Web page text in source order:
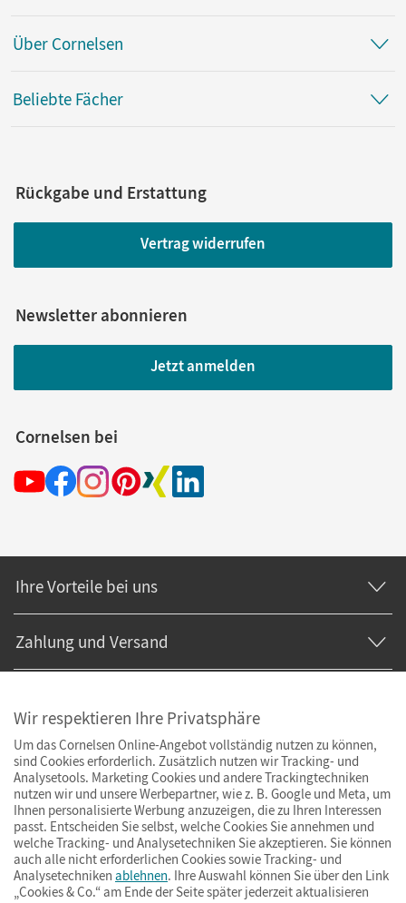
Über Cornelsen
Beliebte Fächer
Rückgabe und Erstattung
Vertrag widerrufen
Newsletter abonnieren
Jetzt anmelden
Cornelsen bei
Ihre Vorteile bei uns
Zahlung und Versand
Wir respektieren Ihre Privatsphäre
Um das Cornelsen Online-Angebot vollständig nutzen zu können,
sind Cookies erforderlich. Zusätzlich nutzen wir Tracking- und
Analysetools. Marketing Cookies und andere Trackingtechniken
nutzen wir und unsere Werbepartner, wie z. B. Google und Meta, um
Ihnen personalisierte Werbung anzuzeigen, die zu Ihren Interessen
passt. Entscheiden Sie selbst, welche Cookies Sie annehmen und
welche Tracking- und Analysetechniken Sie akzeptieren. Sie können
auch alle nicht erforderlichen Cookies sowie Tracking- und
Analysetechniken ablehnen. Ihre Auswahl können Sie über den Link
„Cookies & Co.“ am Ende der Seite später jederzeit aktualisieren